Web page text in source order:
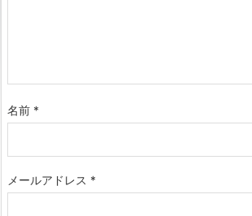
名前 *
メールアドレス *